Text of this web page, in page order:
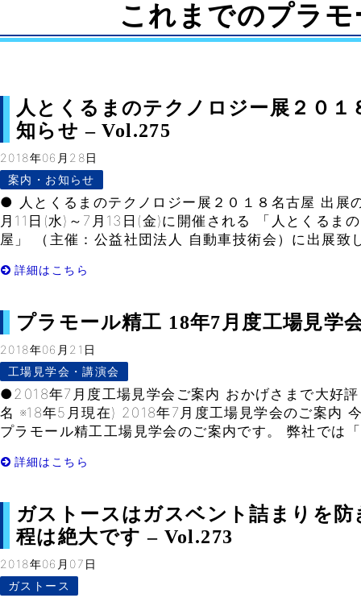
これまでのプラ
人とくるまのテクノロジー展２０１
知らせ – Vol.275
2018年06月28日
案内・お知らせ
● 人とくるまのテクノロジー展２０１８名古屋 出展
月11日(水)～7月13日(金)に開催される 「人とくるま
屋」 （主催：公益社団法人 自動車技術会）に出展
詳細はこちら
プラモール精工 18年7月度工場見学
2018年06月21日
工場見学会・講演会
●2018年7月度工場見学会ご案内 おかげさまで大好
名 ※18年5月現在) 2018年7月度工場見学会のご案内
プラモール精工工場見学会のご案内です。 弊社では
詳細はこちら
ガストースはガスベント詰まりを
程は絶大です – Vol.273
2018年06月07日
ガストース